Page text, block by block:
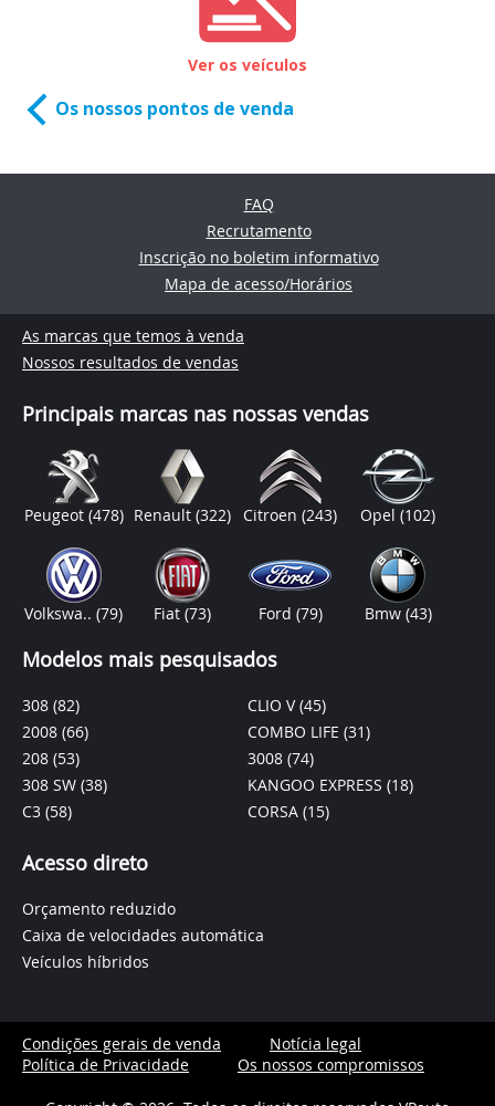
Ver os veículos
Os nossos pontos de venda
FAQ
Recrutamento
Inscrição no boletim informativo
Mapa de acesso/Horários
As marcas que temos à venda
Nossos resultados de vendas
Principais marcas nas nossas vendas
Peugeot (478) Renault (322) Citroen(243) Opel(102)
Volkswa..(79) Fiat (73) Ford (79) Bmw (43)
Modelos mais pesquisados
308 (82)
2008 (66)
208 (53)
308 SW (38)
C3 (58)
CLIO V(45)
COMBO LIFE (31)
3008 (74)
KANGOO EXPRESS (18)
CORSA (15)
Acesso direto
Orçamento reduzido
Caixa de velocidades automática
Veículos híbridos
Condições gerais de venda
Notícia legal
Política de Privacidade
Os nossos compromissos